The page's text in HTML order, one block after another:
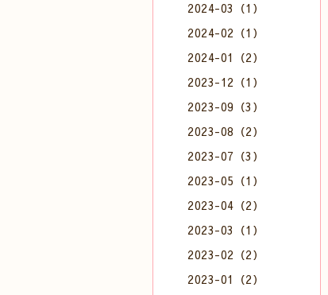
2024-03（1）
2024-02（1）
2024-01（2）
2023-12（1）
2023-09（3）
2023-08（2）
2023-07（3）
2023-05（1）
2023-04（2）
2023-03（1）
2023-02（2）
2023-01（2）